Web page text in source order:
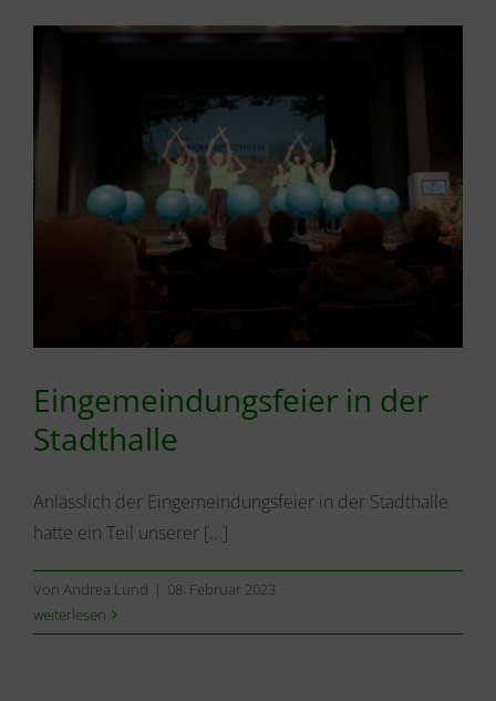
Eingemeindungsfeier in der
Stadthalle
Anlässlich der Eingemeindungsfeier in der Stadthalle
hatte ein Teil unserer [...]
Von Andrea Lund | 08. Februar 2023
weiterlesen